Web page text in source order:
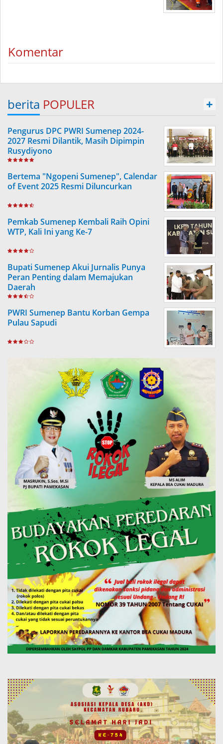
Komentar
berita POPULER +
Pengurus DPC PWRI Sumenep 2024-
2027 Resmi Dilantik, Masih Dipimpin
Rusydiyono
Bertema "Ngopeni Sumenep", Calendar
of Event 2025 Resmi Diluncurkan
Pemkab Sumenep Kembali Raih Opini
WTP, Kali Ini yang Ke-7
Bupati Sumenep Akui Jurnalis Punya
Peran Penting dalam Memajukan
Daerah
PWRI Sumenep Bantu Korban Gempa
Pulau Sapudi